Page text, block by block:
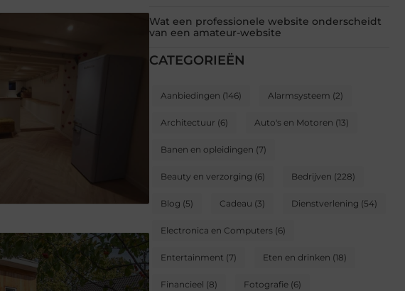
Wat een professionele website onderscheidt
van een amateur-website
CATEGORIEËN
Aanbiedingen (146) Alarmsysteem (2)
Architectuur (6) Auto's en Motoren (13)
Banen en opleidingen (7)
Beauty en verzorging (6) Bedrijven (228)
Blog (5) Cadeau (3) Dienstverlening (54)
Electronica en Computers (6)
Entertainment (7) Eten en drinken (18)
Financieel (8) Fotografie (6)